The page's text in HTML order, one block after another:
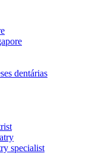
dentárias
specialist